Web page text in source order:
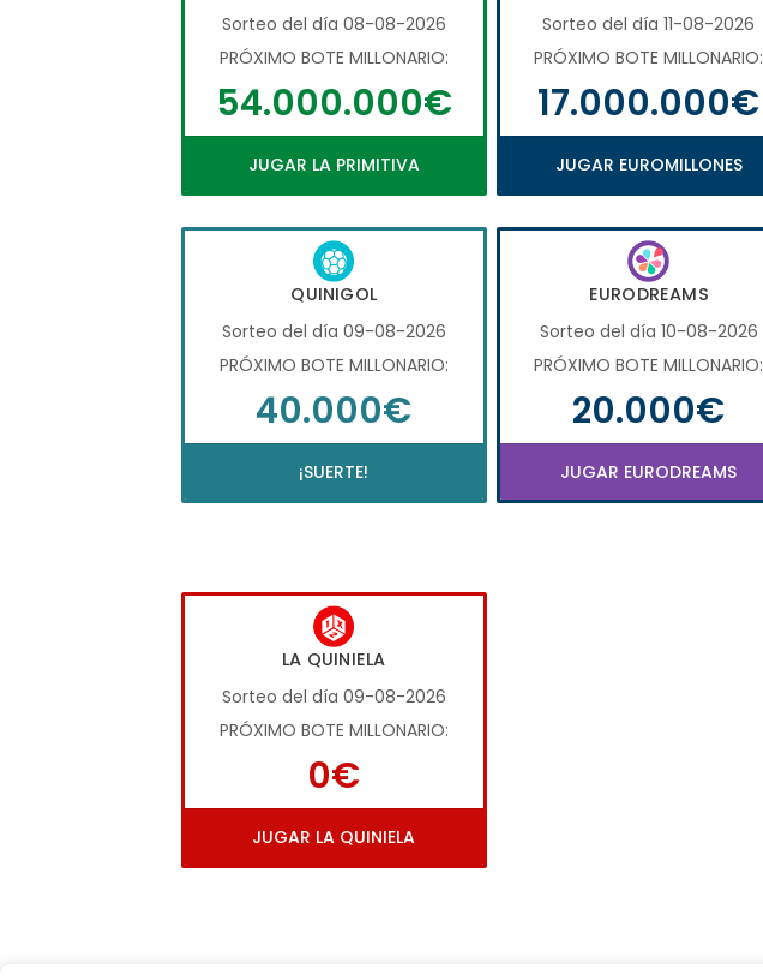
Sorteo del día 08-08-2026
PRÓXIMO BOTE MILLONARIO:
54.000.000€
JUGAR LA PRIMITIVA
Sorteo del día 11-08-2026
PRÓXIMO BOTE MILLONARIO:
17.000.000€
JUGAR EUROMILLONES
QUINIGOL
Sorteo del día 09-08-2026
PRÓXIMO BOTE MILLONARIO:
40.000€
¡SUERTE!
EURODREAMS
Sorteo del día 10-08-2026
PRÓXIMO BOTE MILLONARIO:
20.000€
JUGAR EURODREAMS
LA QUINIELA
Sorteo del día 09-08-2026
PRÓXIMO BOTE MILLONARIO:
0€
JUGAR LA QUINIELA